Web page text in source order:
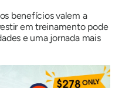
benefícios valem a
em treinamento pode
e uma jornada mais